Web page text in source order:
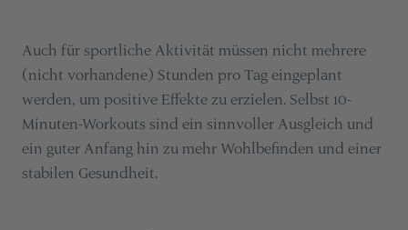
Auch für sportliche Aktivität müssen nicht mehrere
(nicht vorhandene) Stunden pro Tag eingeplant
werden, um positive Effekte zu erzielen. Selbst 10-
Minuten-Workouts sind ein sinnvoller Ausgleich und
ein guter Anfang hin zu mehr Wohlbefinden und einer
stabilen Gesundheit.